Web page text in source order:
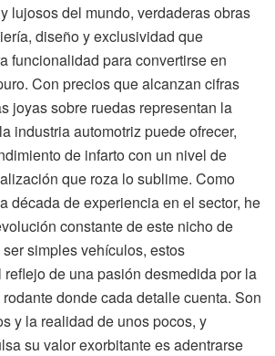
lujosos del mundo, verdaderas obras
diseño y exclusividad que
funcionalidad para convertirse en
Con precios que alcanzan cifras
joyas sobre ruedas representan la
industria automotriz puede ofrecer,
de infarto con un nivel de
que roza lo sublime. Como
década de experiencia en el sector, he
constante de este nicho de
simples vehículos, estos
de una pasión desmedida por la
donde cada detalle cuenta. Son
y la realidad de unos pocos, y
su valor exorbitante es adentrarse